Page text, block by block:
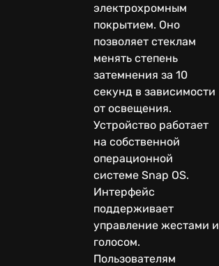
электрохромным
покрытием. Оно
позволяет стеклам
менять степень
затемнения за 10
секунд в зависимости
от освещения.
Устройство работает
на собственной
операционной
системе Snap OS.
Интерфейс
поддерживает
управление жестами и
голосом.
Пользователям